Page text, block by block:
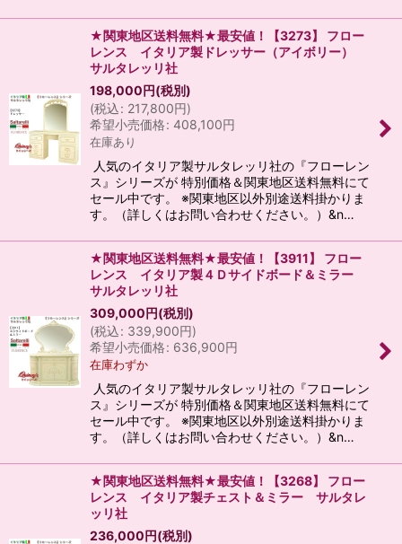
★関東地区送料無料★最安値！【3273】 フロー
レンス イタリア製ドレッサー（アイボリー）
サルタレッリ社
198,000円(税別)
(税込: 217,800円)
希望小売価格: 408,100円
在庫あり
人気のイタリア製サルタレッリ社の『フローレン
ス』シリーズが 特別価格＆関東地区送料無料にて
セール中です。 ※関東地区以外別途送料掛かりま
す。（詳しくはお問い合わせください。）&n…
★関東地区送料無料★最安値！【3911】 フロー
レンス イタリア製４Ｄサイドボード＆ミラー
サルタレッリ社
309,000円(税別)
(税込: 339,900円)
希望小売価格: 636,900円
在庫わずか
人気のイタリア製サルタレッリ社の『フローレン
ス』シリーズが 特別価格＆関東地区送料無料にて
セール中です。 ※関東地区以外別途送料掛かりま
す。（詳しくはお問い合わせください。）&n…
★関東地区送料無料★最安値！【3268】 フロー
レンス イタリア製チェスト＆ミラー サルタレ
ッリ社
236,000円(税別)